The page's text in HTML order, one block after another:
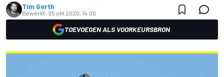
Tim Gerth
Bewerkt: 25 okt 2020, 14:00
TOEVOEGEN ALS VOORKEURSBRON